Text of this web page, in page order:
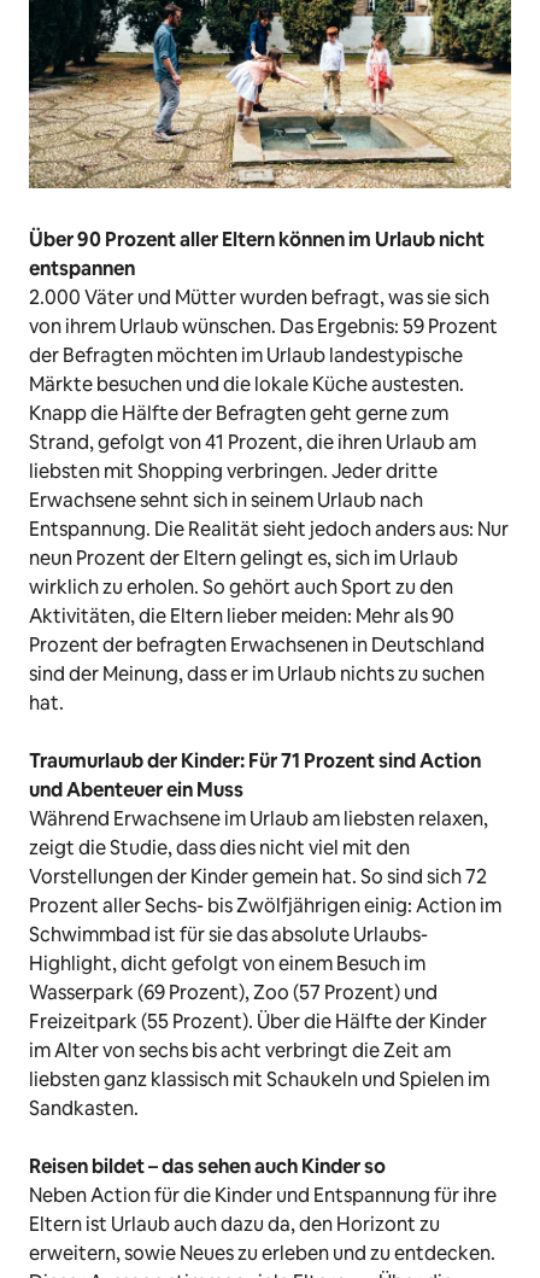
Über 90 Prozent aller Eltern können im Urlaub nicht
entspannen
2.000 Väter und Mütter wurden befragt, was sie sich
von ihrem Urlaub wünschen. Das Ergebnis: 59 Prozent
der Befragten möchten im Urlaub landestypische
Märkte besuchen und die lokale Küche austesten.
Knapp die Hälfte der Befragten geht gerne zum
Strand, gefolgt von 41 Prozent, die ihren Urlaub am
liebsten mit Shopping verbringen. Jeder dritte
Erwachsene sehnt sich in seinem Urlaub nach
Entspannung. Die Realität sieht jedoch anders aus: Nur
neun Prozent der Eltern gelingt es, sich im Urlaub
wirklich zu erholen. So gehört auch Sport zu den
Aktivitäten, die Eltern lieber meiden: Mehr als 90
Prozent der befragten Erwachsenen in Deutschland
sind der Meinung, dass er im Urlaub nichts zu suchen
hat.
Traumurlaub der Kinder: Für 71 Prozent sind Action
und Abenteuer ein Muss
Während Erwachsene im Urlaub am liebsten relaxen,
zeigt die Studie, dass dies nicht viel mit den
Vorstellungen der Kinder gemein hat. So sind sich 72
Prozent aller Sechs- bis Zwölfjährigen einig: Action im
Schwimmbad ist für sie das absolute Urlaubs-
Highlight, dicht gefolgt von einem Besuch im
Wasserpark (69 Prozent), Zoo (57 Prozent) und
Freizeitpark (55 Prozent). Über die Hälfte der Kinder
im Alter von sechs bis acht verbringt die Zeit am
liebsten ganz klassisch mit Schaukeln und Spielen im
Sandkasten.
Reisen bildet – das sehen auch Kinder so
Neben Action für die Kinder und Entspannung für ihre
Eltern ist Urlaub auch dazu da, den Horizont zu
erweitern, sowie Neues zu erleben und zu entdecken.